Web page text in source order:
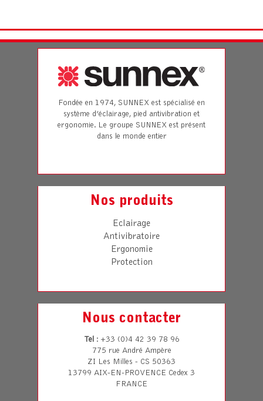
Fondée en 1974, SUNNEX est spécialisé en
système d’éclairage, pied antivibration et
ergonomie. Le groupe SUNNEX est présent
dans le monde entier
Nos produits
Eclairage
Antivibratoire
Ergonomie
Protection
Nous contacter
Tel : +33 (0)4 42 39 78 96
775 rue André Ampère
ZI Les Milles - CS 50363
13799 AIX-EN-PROVENCE Cedex 3
FRANCE